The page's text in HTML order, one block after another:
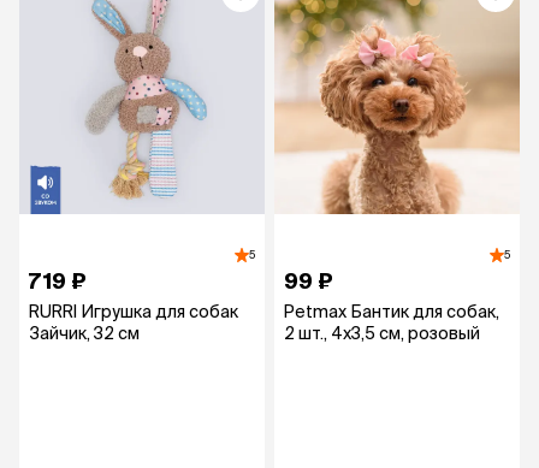
5
719 ₽
RURRI Игрушка для собак
Зайчик, 32 см
5
99 ₽
Petmax Бантик для собак,
2 шт., 4х3,5 см, розовый